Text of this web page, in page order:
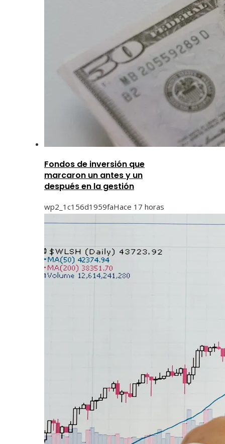
Fondos de inversión que
marcaron un antes y un
después en la gestión
wp2_1c156d1959faHace 17 horas